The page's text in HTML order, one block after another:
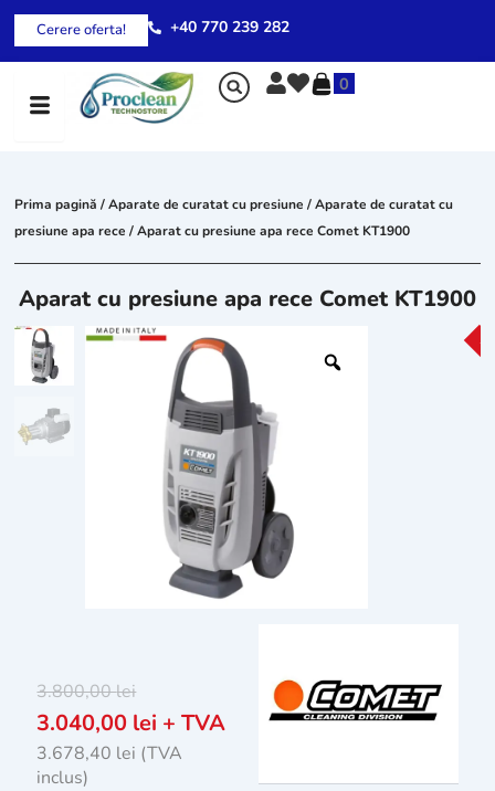
Skip
content
Cerere oferta! +40 770 239 282
0
Prima pagină /Aparate de curatat cu presiune /Aparate de curatat cu
presiune apa rece / Aparat cu presiune apa rece Comet KT1900
Aparat cu presiune apa rece Comet KT1900
-
3.800,00lei
3.040,00 lei + TVA
3.678,40 lei (TVA
inclus)